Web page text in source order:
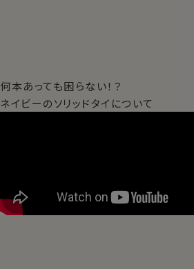
何本あっても困らない！？
ネイビーのソリッドタイについて